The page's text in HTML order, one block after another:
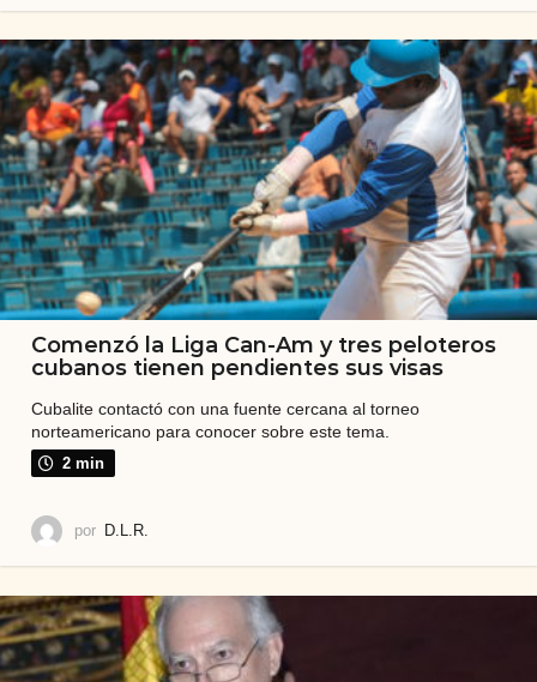
u
b
a
l
i
t
e
Comenzó la Liga Can-Am y tres peloteros
cubanos tienen pendientes sus visas
Cubalite contactó con una fuente cercana al torneo
norteamericano para conocer sobre este tema.
2 min
por D.L.R.